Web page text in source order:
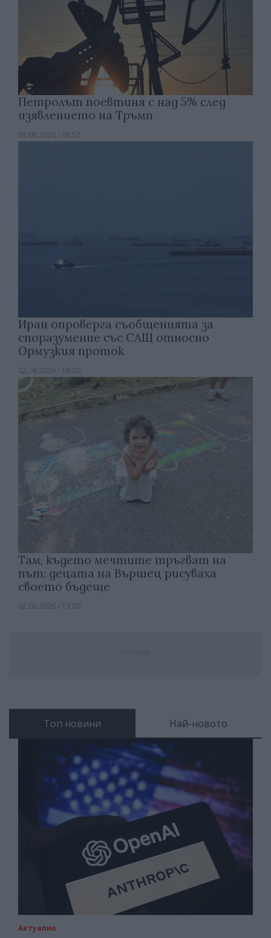
Петролът поевтиня с над 5% след
изявлението на Тръмп
03.08.2026 / 08:52
Иран опроверга съобщенията за
споразумение със САЩ относно
Ормузкия проток
02.08.2026 / 18:00
Там, където мечтите тръгват на
път: децата на Вършец рисуваха
своето бъдеще
02.08.2026 / 13:00
Топ новини Най-новото
Актуално